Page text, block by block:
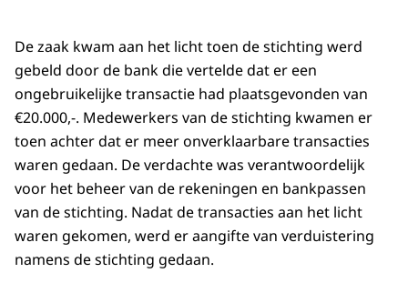
De zaak kwam aan het licht toen de stichting werd
gebeld door de bank die vertelde dat er een
ongebruikelijke transactie had plaatsgevonden van
€20.000,-. Medewerkers van de stichting kwamen er
toen achter dat er meer onverklaarbare transacties
waren gedaan. De verdachte was verantwoordelijk
voor het beheer van de rekeningen en bankpassen
van de stichting. Nadat de transacties aan het licht
waren gekomen, werd er aangifte van verduistering
namens de stichting gedaan.